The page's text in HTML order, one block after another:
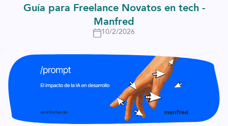
Guía para Freelance Novatos en tech -
Manfred
10/2/2026